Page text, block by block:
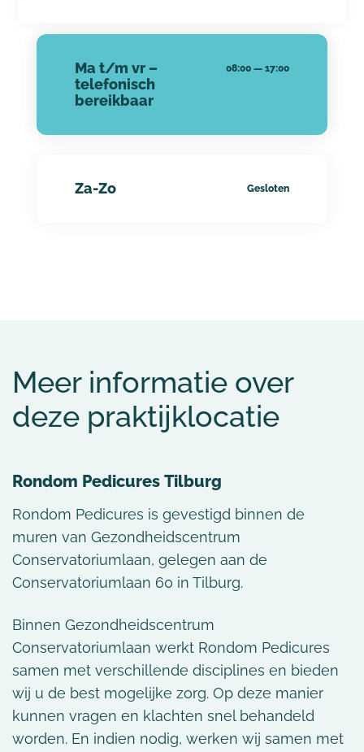
Ma t/m vr –
telefonisch
bereikbaar
08:00 — 17:00
Za-Zo Gesloten
Meer informatie over
deze praktijklocatie
Rondom Pedicures Tilburg
Rondom Pedicures is gevestigd binnen de
muren van Gezondheidscentrum
Conservatoriumlaan, gelegen aan de
Conservatoriumlaan 60 in Tilburg.
Binnen Gezondheidscentrum
Conservatoriumlaan werkt Rondom Pedicures
samen met verschillende disciplines en bieden
wij u de best mogelijke zorg. Op deze manier
kunnen vragen en klachten snel behandeld
worden. En indien nodig, werken wij samen met